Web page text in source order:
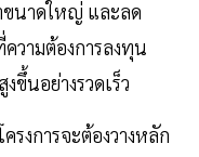
ขนาดใหญ่ และลด
วามต้องการลงทุน
ขึ้นอย่างรวดเร็ว
งการจะต้องวางหลัก